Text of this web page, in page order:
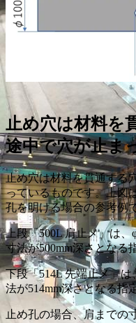
止
止め穴は材料を
途中で穴が止ま
止め穴は材料を貫通する
っているものです。上図
孔を明ける場合の参考例
上段「500L 肩止メ」は
寸法が500mm深さとなる
下段「514L 先端止メ」
法が514mm深さとなる指
止め孔の場合、肩までの